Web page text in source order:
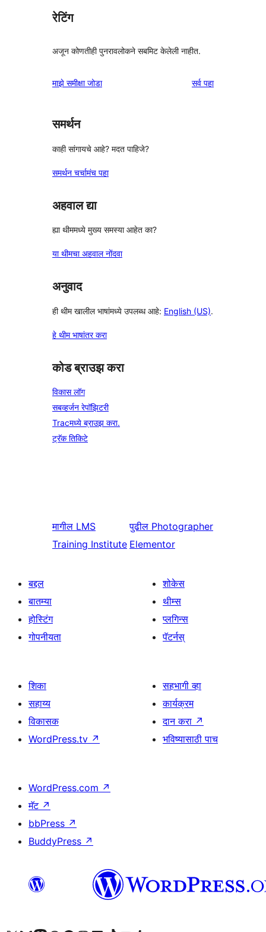
रेटिंग
अजून कोणतीही पुनरावलोकने सबमिट केलेली नाहीत.
माझे समीक्षा जोडा सर्वपुनरावलोकने
पहा
समर्थन
काही सांगायचे आहे? मदत पाहिजे?
समर्थन चर्चामंच पहा
अहवाल द्या
ह्या थीममध्ये मुख्य समस्या आहेत का?
या थीमचा अहवाल नोंदवा
अनुवाद
ही थीम खालील भाषांमध्ये उपलब्ध आहे: English (US).
हे थीम भाषांतर करा
कोड ब्राउझ करा
विकास लॉग
सबव्हर्जन रेपॉझिटरी
Tracमध्ये ब्राउझ करा.
ट्रॅक तिकिटे
मागील LMS
Training Institute
पुढील Photographer
Elementor
बद्दल
बातम्या
होस्टिंग
गोपनीयता
शोकेस
थीम्स
प्लगिन्स
पॅटर्नस्
शिका
सहाय्य
विकासक
WordPress.tv ↗
सहभागी व्हा
कार्यक्रम
दान करा ↗
भविष्यासाठी पाच
WordPress.com ↗
मॅट ↗
bbPress ↗
BuddyPress ↗